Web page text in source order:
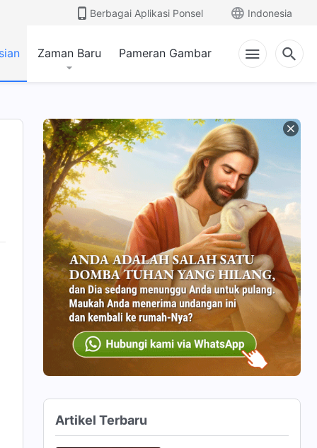
Berbagai Aplikasi Ponsel Indonesia
Zaman Baru Pameran Gambar
Artikel Terbaru